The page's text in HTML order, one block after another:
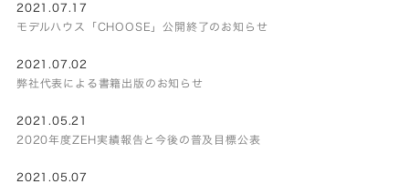
2021.07.17
モデルハウス「CHOOSE」公開終了のお知らせ
2021.07.02
弊社代表による書籍出版のお知らせ
2021.05.21
2020年度ZEH実績報告と今後の普及目標公表
2021.05.07